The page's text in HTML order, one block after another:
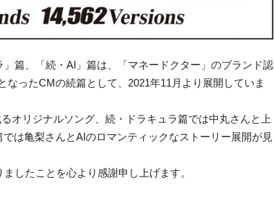
篇、「続・AI」篇は、「マネードクター」のブランド認
ったCMの続篇として、2021年11月より展開していま
オリジナルソング、続・ドラキュラ篇では中丸さんと上
は亀梨さんとAIのロマンティックなストーリー展開が見
したことを心より感謝申し上げます。